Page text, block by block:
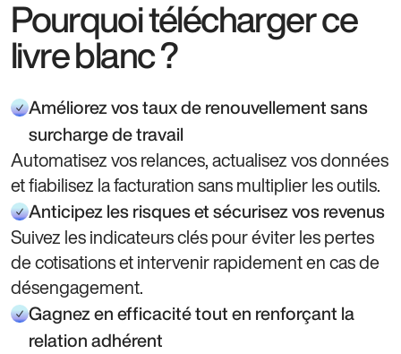
Pourquoi télécharger ce
livre blanc ?
Améliorez vos taux de renouvellement sans
surcharge de travail
Automatisez vos relances, actualisez vos données
et fiabilisez la facturation sans multiplier les outils.
Anticipez les risques et sécurisez vos revenus
Suivez les indicateurs clés pour éviter les pertes
de cotisations et intervenir rapidement en cas de
désengagement.
Gagnez en efficacité tout en renforçant la
relation adhérent